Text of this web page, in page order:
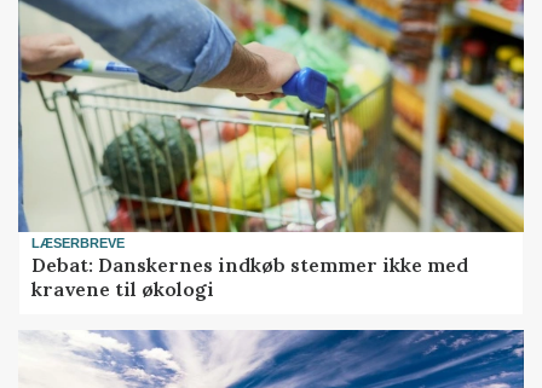
LÆSERBREVE
Debat: Danskernes indkøb stemmer ikke med
kravene til økologi